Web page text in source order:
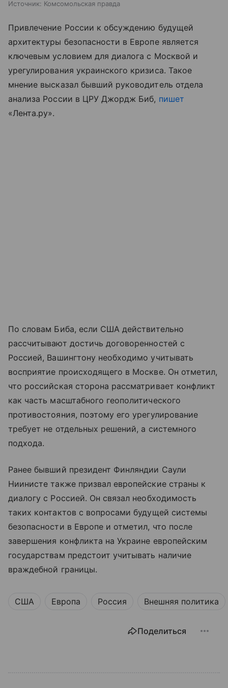
Источник: Комсомольская правда
Привлечение России к обсуждению будущей
архитектуры безопасности в Европе является
ключевым условием для диалога с Москвой и
урегулирования украинского кризиса. Такое
мнение высказал бывший руководитель отдела
анализа России в ЦРУ Джордж Биб, пишет
«Лента.ру».
По словам Биба, если США действительно
рассчитывают достичь договоренностей с
Россией, Вашингтону необходимо учитывать
восприятие происходящего в Москве. Он отметил,
что российская сторона рассматривает конфликт
как часть масштабного геополитического
противостояния, поэтому его урегулирование
требует не отдельных решений, а системного
подхода.
Ранее бывший президент Финляндии Саули
Ниинисте также призвал европейские страны к
диалогу с Россией. Он связал необходимость
таких контактов с вопросами будущей системы
безопасности в Европе и отметил, что после
завершения конфликта на Украине европейским
государствам предстоит учитывать наличие
враждебной границы.
США Европа Россия Внешняя политика
Поделиться